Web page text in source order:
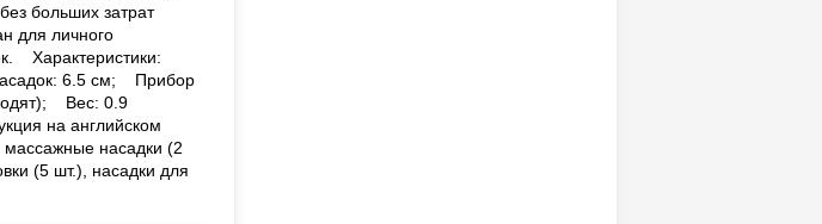
больших затрат
для личного
Характеристики:
6.5 см; Прибор
Вес: 0.9
на английском
насадки (2
(5 шт.), насадки для